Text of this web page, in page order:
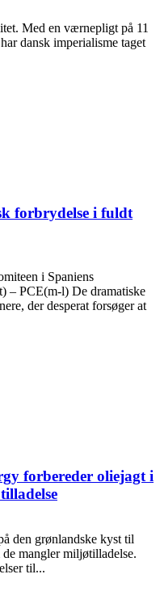
Med en værnepligt på 11
dansk imperialisme taget
forbrydelse i fuldt
i Spaniens
– PCE(m-l) De dramatiske
der desperat forsøger at
forbereder oliejagt i
den grønlandske kyst til
mangler miljøtilladelse.
til...